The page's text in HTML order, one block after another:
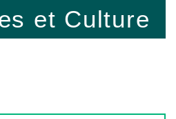
et Culture